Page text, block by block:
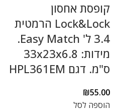
קופסת אחסון
Lock&Lock הרמטית
3.4 ל' Easy Match.
מידות: 33x23x6.8
ס"מ. דגם HPL361EM
₪55.00
הוספה לסל